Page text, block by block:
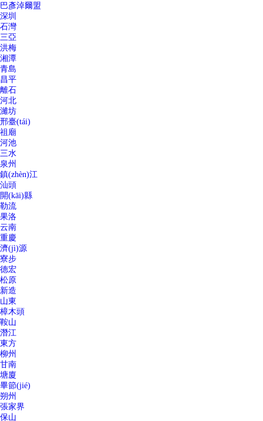
巴彥淖爾盟
深圳
石灣
三亞
洪梅
湘潭
青島
昌平
離石
河北
濰坊
邢臺(tái)
祖廟
河池
三水
泉州
鎮(zhèn)江
汕頭
開(kāi)縣
勒流
果洛
云南
重慶
濟(jì)源
寮步
德宏
松原
新造
山東
樟木頭
鞍山
潛江
東方
柳州
甘南
塘廈
畢節(jié)
朔州
張家界
保山